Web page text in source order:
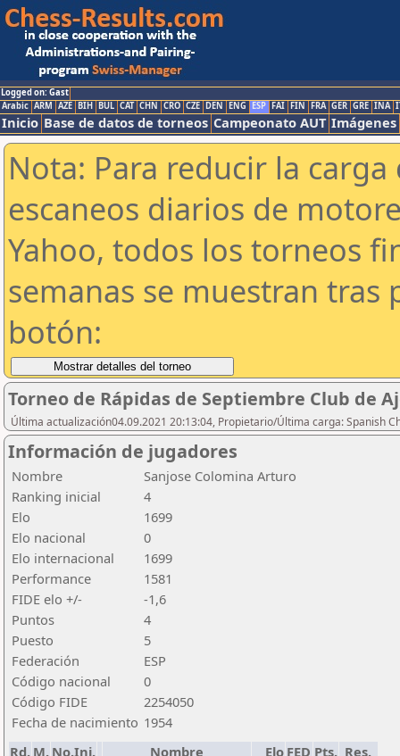
Logged on: Gast
Arabic ARM AZE BIH BUL CAT CHN CRO CZE DEN ENG ESP FAI FIN FRA GER GRE INA
Inicio Base de datos de torneos Campeonato AUT Imágenes
Nota: Para reducir la
escaneos diarios de
Yahoo, todos los torneos
semanas se muestran tras
botón:
Torneo de Rápidas de Septiembre Club de
Última actualización04.09.2021 20:13:04, Propietario/Última carga: Spanish
Información de jugadores
Nombre
Sanjose Colomina Arturo
Ranking inicial
4
Elo
1699
Elo nacional
0
Elo internacional
1699
Performance
1581
FIDE elo +/-
-1,6
Puntos
4
Puesto
5
Federación
ESP
Código nacional
0
Código FIDE
2254050
Fecha de nacimiento 1954
Rd. M. No.Ini. Nombre Elo FED Pts. Res.